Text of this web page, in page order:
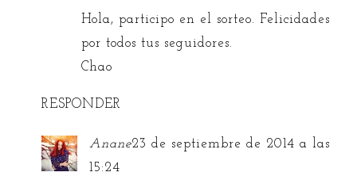
Hola, participo en el sorteo. Felicidades
por todos tus seguidores.
Chao
RESPONDER
Anane23 de septiembre de 2014 a las
15:24